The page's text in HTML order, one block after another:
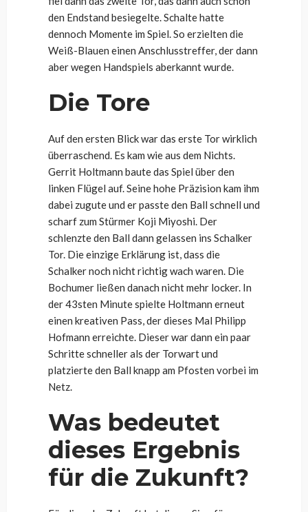
den Endstand besiegelte. Schalte hatte
dennoch Momente im Spiel. So erzielten die
Weiß-Blauen einen Anschlusstreffer, der dann
aber wegen Handspiels aberkannt wurde.
Die Tore
Auf den ersten Blick war das erste Tor wirklich
überraschend. Es kam wie aus dem Nichts.
Gerrit Holtmann baute das Spiel über den
linken Flügel auf. Seine hohe Präzision kam ihm
dabei zugute und er passte den Ball schnell und
scharf zum Stürmer Koji Miyoshi. Der
schlenzte den Ball dann gelassen ins Schalker
Tor. Die einzige Erklärung ist, dass die
Schalker noch nicht richtig wach waren. Die
Bochumer ließen danach nicht mehr locker. In
der 43sten Minute spielte Holtmann erneut
einen kreativen Pass, der dieses Mal Philipp
Hofmann erreichte. Dieser war dann ein paar
Schritte schneller als der Torwart und
platzierte den Ball knapp am Pfosten vorbei im
Netz.
Was bedeutet
dieses Ergebnis
für die Zukunft?